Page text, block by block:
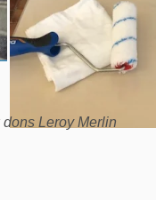
Leroy Merlin